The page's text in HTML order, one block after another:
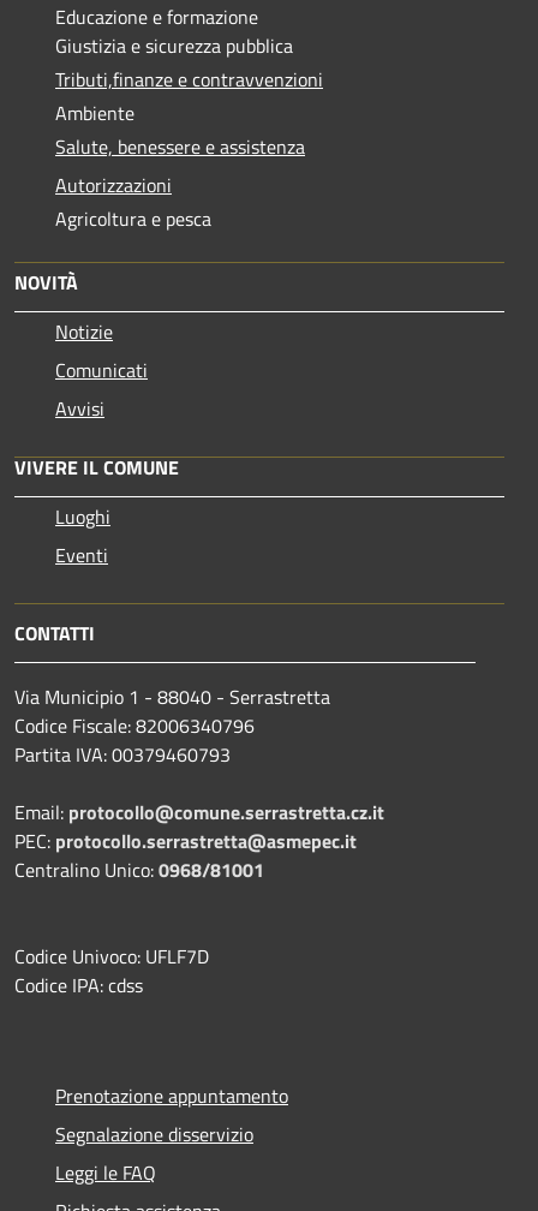
Educazione e formazione
Giustizia e sicurezza pubblica
Tributi,finanze e contravvenzioni
Ambiente
Salute, benessere e assistenza
Autorizzazioni
Agricoltura e pesca
NOVITÀ
Notizie
Comunicati
Avvisi
VIVERE IL COMUNE
Luoghi
Eventi
CONTATTI
Via Municipio 1 - 88040 - Serrastretta
Codice Fiscale: 82006340796
Partita IVA: 00379460793
Email: protocollo@comune.serrastretta.cz.it
PEC: protocollo.serrastretta@asmepec.it
Centralino Unico:0968/81001
Codice Univoco: UFLF7D
Codice IPA: cdss
Prenotazione appuntamento
Segnalazione disservizio
Leggi le FAQ